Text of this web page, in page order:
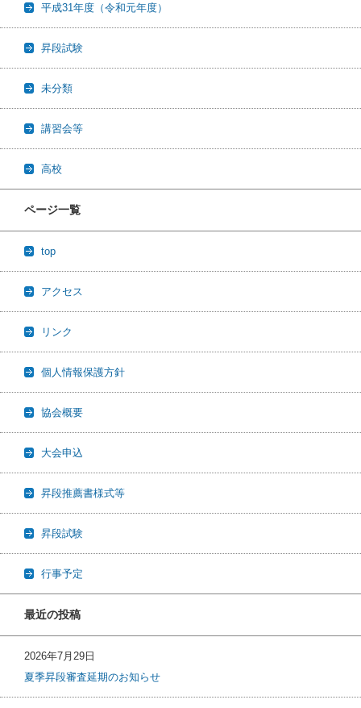
平成31年度（令和元年度）
昇段試験
未分類
講習会等
高校
ページ一覧
top
アクセス
リンク
個人情報保護方針
協会概要
大会申込
昇段推薦書様式等
昇段試験
行事予定
最近の投稿
2026年7月29日
夏季昇段審査延期のお知らせ